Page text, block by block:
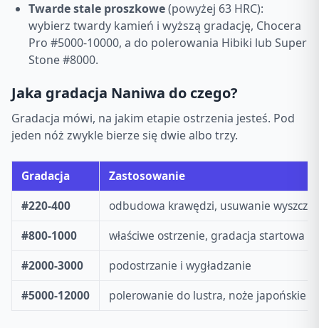
Twarde stale proszkowe(powyżej 63 HRC):
wybierz twardy kamień i wyższą gradację, Chocera
Pro #5000-10000, a do polerowania Hibiki lub Super
Stone #8000.
Jaka gradacja Naniwa do czego?
Gradacja mówi, na jakim etapie ostrzenia jesteś. Pod
jeden nóż zwykle bierze się dwie albo trzy.
Gradacja
Zastosowanie
#220-400
odbudowa krawędzi, usuwanie
#800-1000
właściwe ostrzenie, gradacja startowa
#2000-3000
podostrzanie i wygładzanie
#5000-12000
polerowanie do lustra, noże japońskie